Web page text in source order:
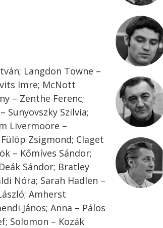
Langdon Towne –
Imre; McNott
– Zenthe Ferenc;
Sunyovszky Szilvia;
Livermoore –
Zsigmond; Claget
– Kőmíves Sándor;
Sándor; Bratley
Nóra; Sarah Hadlen –
Amherst
János; Anna – Pálos
Solomon – Kozák